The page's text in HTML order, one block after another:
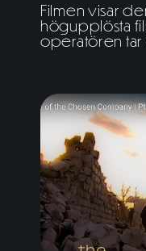
Filmen visar
högupplösta
operatören tar